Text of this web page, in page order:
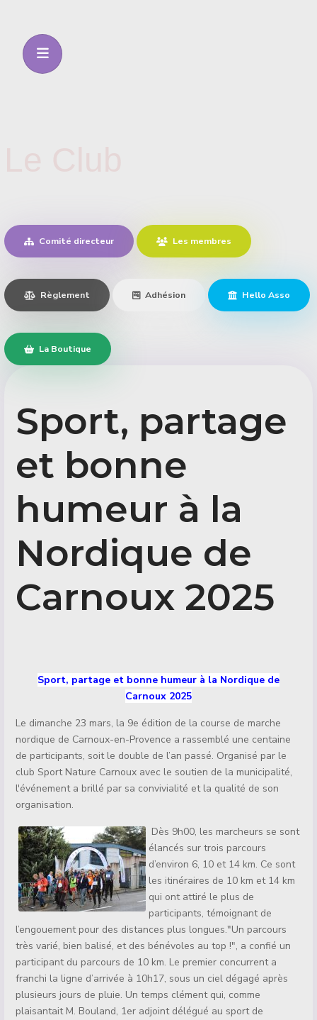
Comité directeur Les membres
Règlement Adhésion Hello Asso
La Boutique
Sport, partage
et bonne
humeur à la
Nordique de
Carnoux 2025
Sport, partage et bonne humeur à la Nordique de
Carnoux 2025
Le dimanche 23 mars, la 9e édition de la course de marche
nordique de Carnoux-en-Provence a rassemblé une centaine
de participants, soit le double de l’an passé. Organisé par le
club Sport Nature Carnoux avec le soutien de la municipalité,
l'événement a brillé par sa convivialité et la qualité de son
organisation.
Dès 9h00, les marcheurs se sont
élancés sur trois parcours
d’environ 6, 10 et 14 km. Ce sont
les itinéraires de 10 km et 14 km
qui ont attiré le plus de
participants, témoignant de
l’engouement pour des distances plus longues."Un parcours
très varié, bien balisé, et des bénévoles au top !", a confié un
participant du parcours de 10 km. Le premier concurrent a
franchi la ligne d’arrivée à 10h17, sous un ciel dégagé après
plusieurs jours de pluie. Un temps clément qui, comme
plaisantait M. Bouland, 1er adjoint délégué au sport de